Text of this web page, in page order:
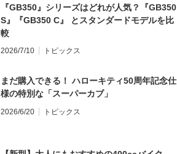
『GB350』シリーズはどれが人気？『GB350
S』『GB350 C』 とスタンダードモデルを比
較
2026/7/10 トピックス
まだ購入できる！ ハローキティ50周年記念仕
様の特別な「スーパーカブ」
2026/6/20 トピックス